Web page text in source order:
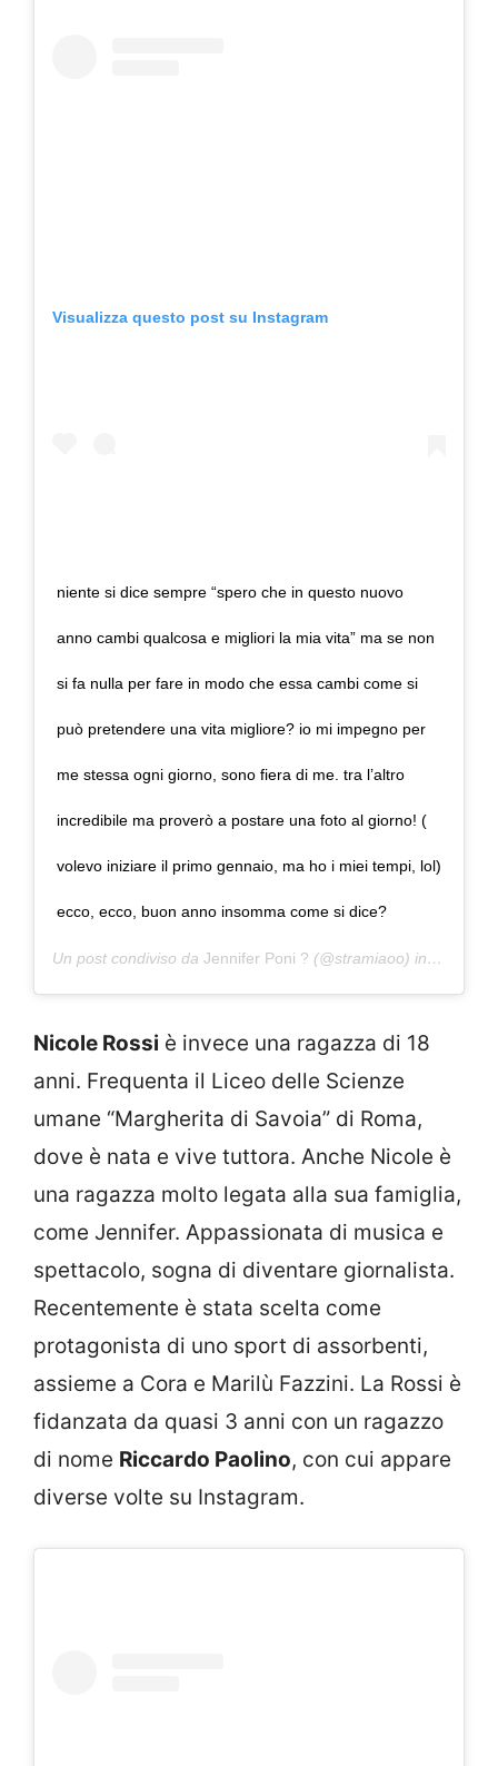
Visualizza questo post su Instagram
niente si dice sempre “spero che in questo nuovo
anno cambi qualcosa e migliori la mia vita” ma se non
si fa nulla per fare in modo che essa cambi come si
può pretendere una vita migliore? io mi impegno per
me stessa ogni giorno, sono fiera di me. tra l’altro
incredibile ma proverò a postare una foto al giorno! (
volevo iniziare il primo gennaio, ma ho i miei tempi, lol)
ecco, ecco, buon anno insomma come si dice?
Un post condiviso da Jennifer Poni ? (@stramiaoo) in data:
Nicole Rossi è invece una ragazza di 18
anni. Frequenta il Liceo delle Scienze
umane “Margherita di Savoia” di Roma,
dove è nata e vive tuttora. Anche Nicole è
una ragazza molto legata alla sua famiglia,
come Jennifer. Appassionata di musica e
spettacolo, sogna di diventare giornalista.
Recentemente è stata scelta come
protagonista di uno sport di assorbenti,
assieme a Cora e Marilù Fazzini. La Rossi è
fidanzata da quasi 3 anni con un ragazzo
di nome Riccardo Paolino, con cui appare
diverse volte su Instagram.